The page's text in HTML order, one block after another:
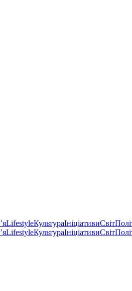
LifestyleКультураІніціативиСвіт
LifestyleКультураІніціативиСвіт